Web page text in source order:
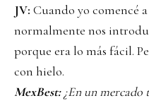
JV: Cuando yo comencé
normalmente nos
porque era lo más fácil.
con hielo.
MexBest:¿En un mercado